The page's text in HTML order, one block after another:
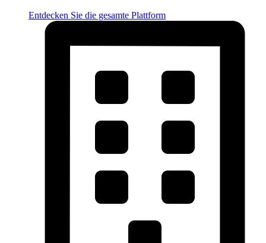
Entdecken Sie die gesamte Plattform